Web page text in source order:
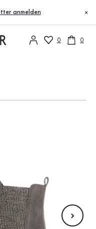
anmelden ×
0 0